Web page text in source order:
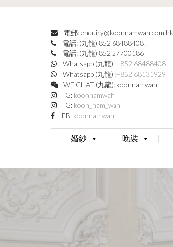
電郵: enquiry@koonnamwah.com.hk
電話: (九龍) 852 68488408 .
電話: (九龍) 852 27700186
Whatsapp (九龍) :+852 68488408
Whatsapp (九龍) :+852 68131929
WE CHAT (九龍): koonnamwah
IG: koonnamwah
IG: koon_nam_wah
FB: koonnamwah
婚紗 晚裝